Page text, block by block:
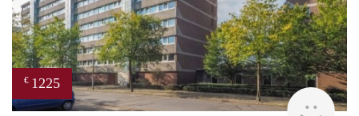
€ 1225